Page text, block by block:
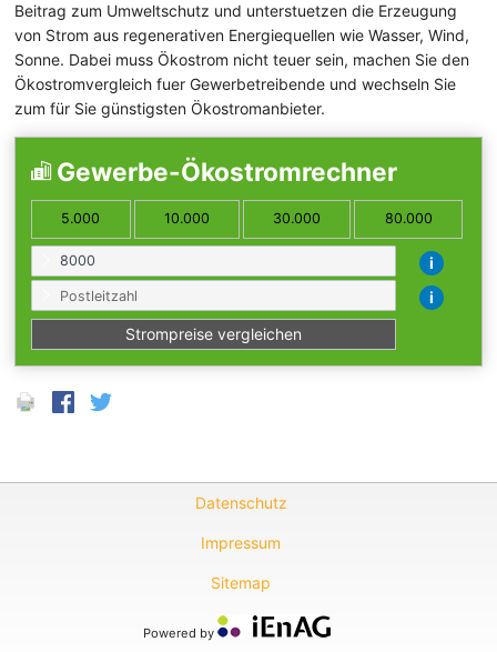
Beitrag zum Umweltschutz und unterstuetzen die Erzeugung
von Strom aus regenerativen Energiequellen wie Wasser, Wind,
Sonne. Dabei muss Ökostrom nicht teuer sein, machen Sie den
Ökostromvergleich fuer Gewerbetreibende und wechseln Sie
zum für Sie günstigsten Ökostromanbieter.
Gewerbe-Ökostromrechner
5.000 10.000 30.000 80.000
i
i
Datenschutz
Impressum
Sitemap
Powered by